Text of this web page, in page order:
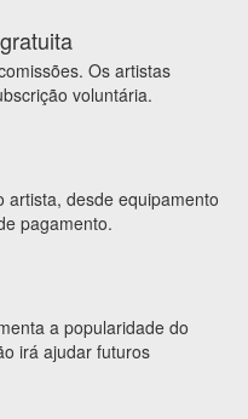
Os artistas
voluntária.
artista, desde equipamento
pagamento.
a popularidade do
irá ajudar futuros